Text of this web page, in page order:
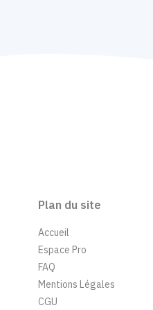
Plan du site
Accueil
Espace Pro
FAQ
Mentions Légales
CGU